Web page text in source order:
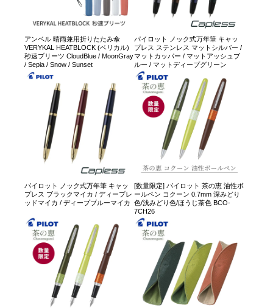
アンベル 晴雨兼用折りたたみ傘
VERYKAL HEATBLOCK (ベリカル)
秒速プリーツ CloudBlue / MoonGray
/ Sepia / Snow / Sunset
パイロット ノック式万年筆 キャッ
プレス ステンレス マットシルバー /
マットカッパー / マットアッシュブ
ルー / マットディープグリーン
パイロット ノック式万年筆 キャッ
プレス ブラックマイカ / ディープレ
ッドマイカ / ディープブルーマイカ
[数量限定] パイロット 茶の恵 油性ボ
ールペン コクーン 0.7mm 深みどり
色/浅みどり色/ほうじ茶色 BCO-
7CH26